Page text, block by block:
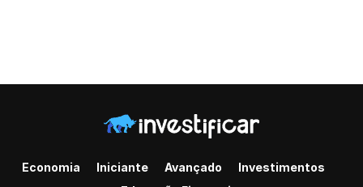
Economia Iniciante Avançado
Investimentos